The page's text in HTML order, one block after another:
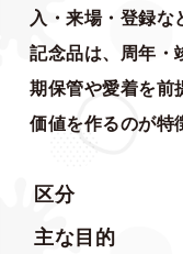
入・来場・登録な
記念品は、周年・
期保管や愛着を前
価値を作るのが特
区分
主な目的